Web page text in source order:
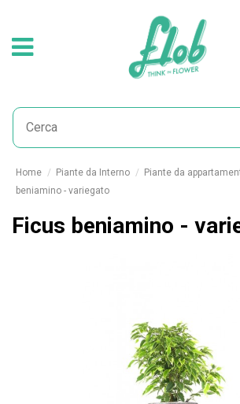
Home Piante da Interno Piante da
beniamino - variegato
Ficus beniamino -